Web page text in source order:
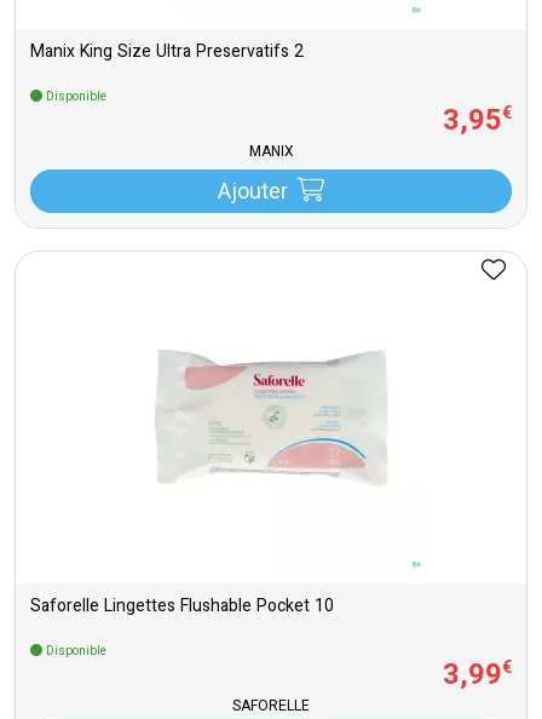
Manix King Size Ultra Preservatifs 2
Disponible
3,95€
MANIX
Ajouter
Saforelle Lingettes Flushable Pocket 10
Disponible
3,99€
SAFORELLE